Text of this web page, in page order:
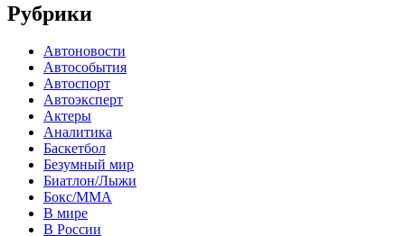
Рубрики
Автоновости
Автособытия
Автоспорт
Автоэксперт
Актеры
Аналитика
Баскетбол
Безумный мир
Биатлон/Лыжи
Бокс/MMA
В мире
В России